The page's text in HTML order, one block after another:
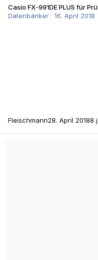
Casio FX-991DE PLUS für
Datenbänker· 16. April 2018
Fleischmann28. April 20188 j